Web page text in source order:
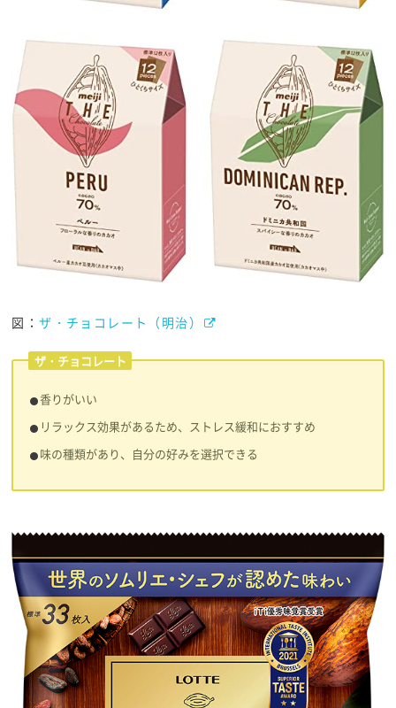
図：ザ・チョコレート（明治）
ザ・チョコレート
香りがいい
リラックス効果があるため、ストレス緩和におすすめ
味の種類があり、自分の好みを選択できる